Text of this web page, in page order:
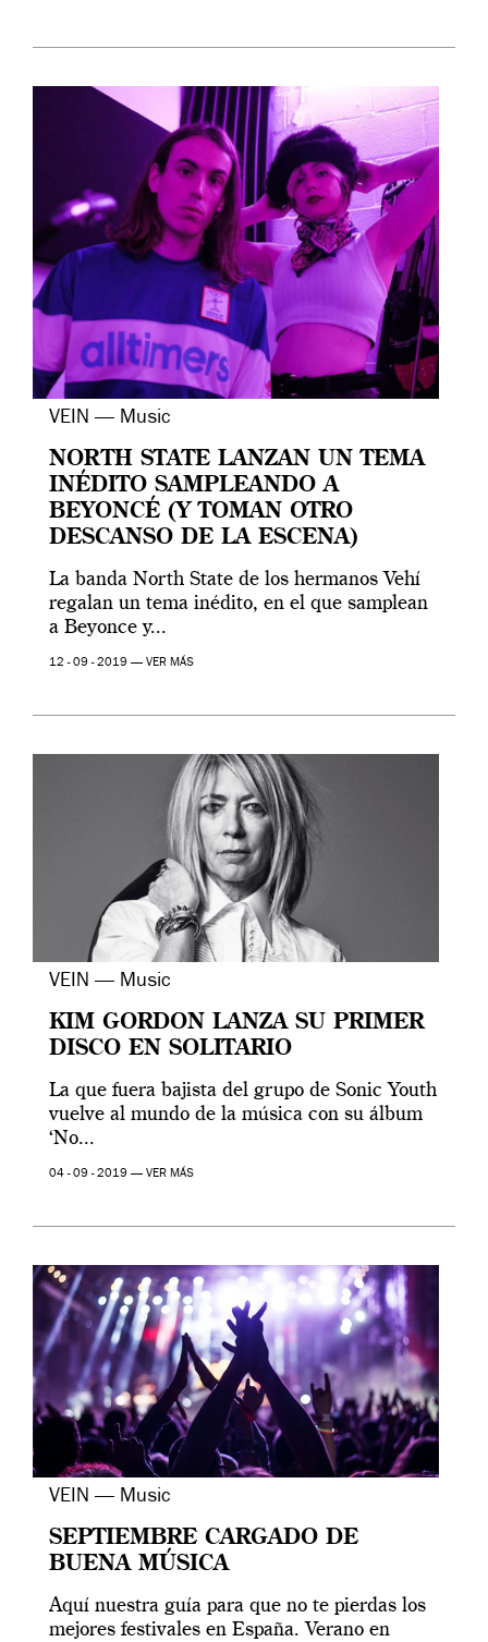
VEIN — Music
NORTH STATE LANZAN UN TEMA
INÉDITO SAMPLEANDO A
BEYONCÉ (Y TOMAN OTRO
DESCANSO DE LA ESCENA)
La banda North State de los hermanos Vehí
regalan un tema inédito, en el que samplean
a Beyonce y...
12 - 09 - 2019 — VER MÁS
VEIN — Music
KIM GORDON LANZA SU PRIMER
DISCO EN SOLITARIO
La que fuera bajista del grupo de Sonic Youth
vuelve al mundo de la música con su álbum
‘No...
04 - 09 - 2019 — VER MÁS
VEIN — Music
SEPTIEMBRE CARGADO DE
BUENA MÚSICA
Aquí nuestra guía para que no te pierdas los
mejores festivales en España. Verano en